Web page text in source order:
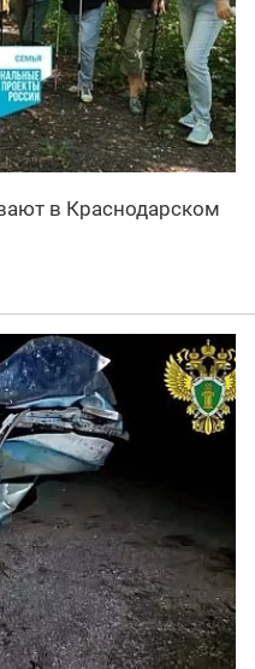
в Краснодарском